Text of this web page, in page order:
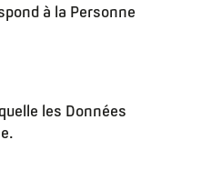
à la Personne
les Données